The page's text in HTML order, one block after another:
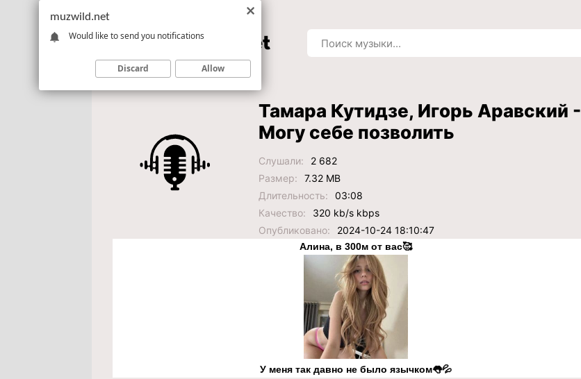
Тамара Кутидзе, Игорь Аравский -
Могу себе позволить
Слушали:
2 682
Размер:
7.32 MB
Длительность:
03:08
Качество:
320 kb/s kbps
Опубликовано:
2024-10-24 18:10:47
Алина, в 300м от вас🥰
У меня так давно не было язычком👅💦
muzwild.net
Would like to send you notifications
Discard Allow